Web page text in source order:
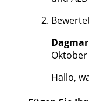
Oktober
Hallo,